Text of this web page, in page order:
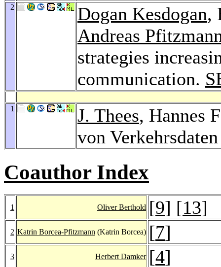
2 Dogan Kesdogan,
Andreas
strategies
communication.
1 J. Thees, Hannes
von
Coauthor Index
1 Oliver Berthold [9] [13]
2 Katrin Borcea-Pfitzmann (Katrin Borcea) [7]
3 Herbert Damker [4]